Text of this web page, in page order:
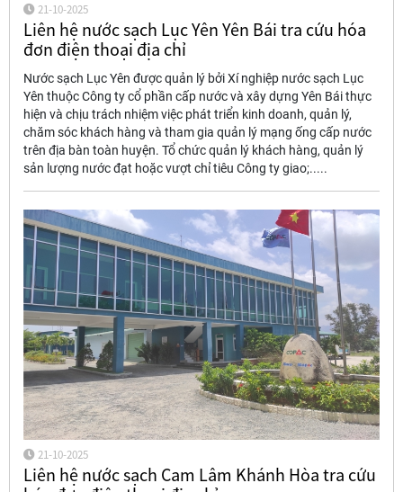
21-10-2025
Liên hệ nước sạch Lục Yên Yên Bái tra cứu hóa
đơn điện thoại địa chỉ
Nước sạch Lục Yên được quản lý bởi Xí nghiệp nước sạch Lục
Yên thuộc Công ty cổ phần cấp nước và xây dựng Yên Bái thực
hiện và chịu trách nhiệm việc phát triển kinh doanh, quản lý,
chăm sóc khách hàng và tham gia quản lý mạng ống cấp nước
trên địa bàn toàn huyện. Tổ chức quản lý khách hàng, quản lý
sản lượng nước đạt hoặc vượt chỉ tiêu Công ty giao;.....
21-10-2025
Liên hệ nước sạch Cam Lâm Khánh Hòa tra cứu